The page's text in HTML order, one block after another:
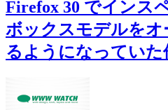
Firefox 30 でインス
ボックスモデルをオ
るようになっていた